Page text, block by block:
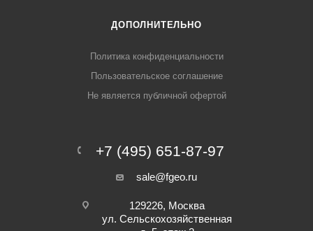
ДОПОЛНИТЕЛЬНО
Политика конфиденциальности
Пользовательское соглашение
Не является публичной офертой
+7 (495) 651-87-97
sale@fgeo.ru
129226, Москва
ул. Сельскохозяйственная